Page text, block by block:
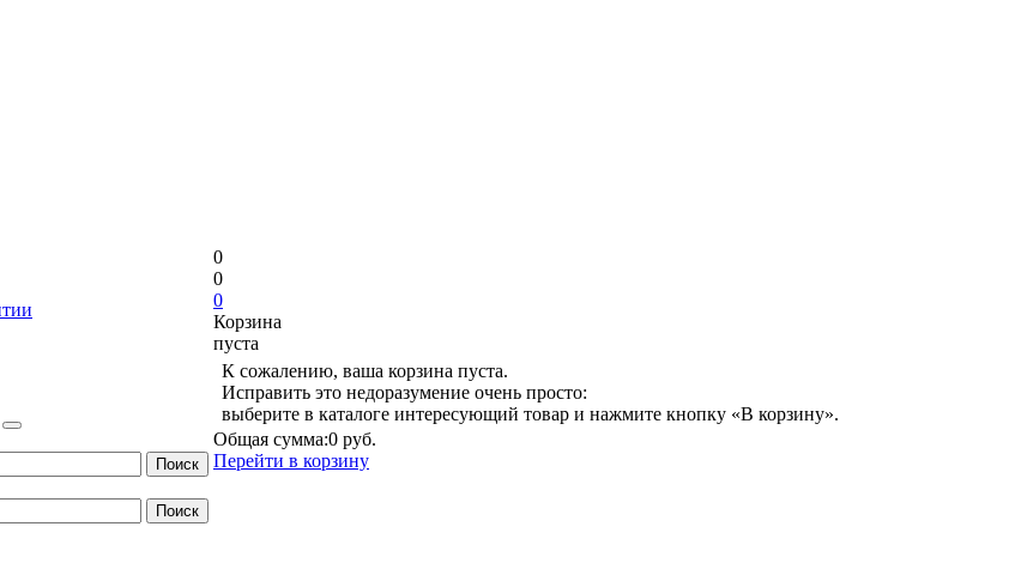
0
0
0
Корзина
пуста
К сожалению, ваша корзина пуста.
Исправить это недоразумение очень просто:
выберите в каталоге интересующий товар и нажмите кнопку «В корзину».
Общая сумма:0 руб.
Перейти в корзину